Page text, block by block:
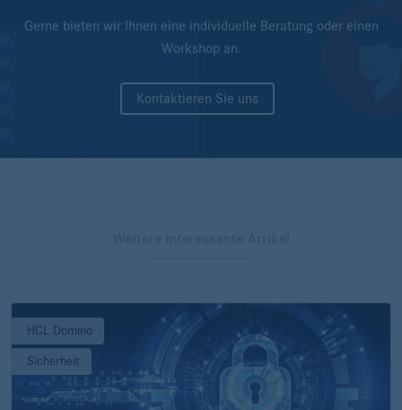
Gerne bieten wir Ihnen eine individuelle Beratung oder einen
Workshop an.
Kontaktieren Sie uns
HCL Domino
Sicherheit